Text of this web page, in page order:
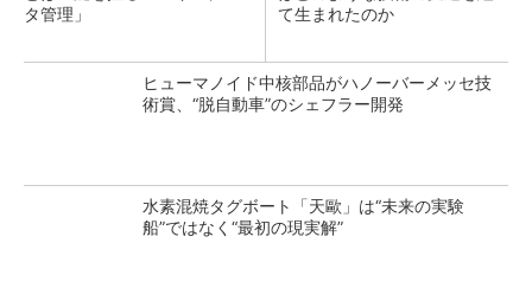
タ管理」
て生まれたのか
ヒューマノイド中核部品がハノーバーメッセ技
術賞、“脱自動車”のシェフラー開発
水素混焼タグボート「天歐」は“未来の実験
船”ではなく“最初の現実解”